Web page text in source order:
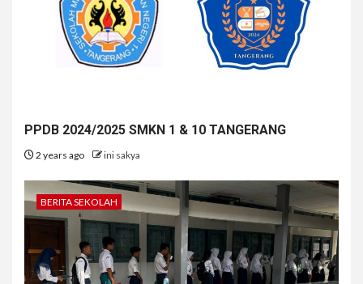
PPDB 2024/2025 SMKN 1 & 10 TANGERANG
2 years ago ini sakya
BERITA SEKOLAH